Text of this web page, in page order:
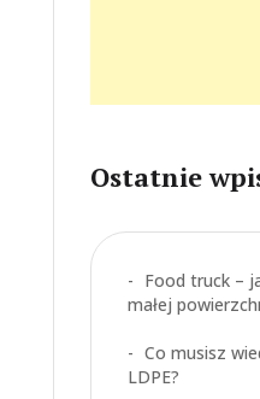
Ostatnie
Food truck –
małej
Co musisz
LDPE?